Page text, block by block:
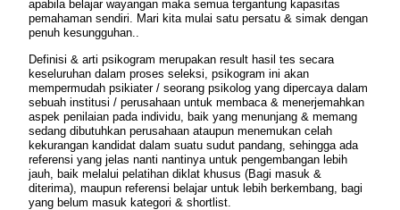
apabila belajar wayangan maka semua tergantung kapasitas
pemahaman sendiri. Mari kita mulai satu persatu & simak dengan
penuh kesungguhan..
Definisi & arti psikogram merupakan result hasil tes secara
keseluruhan dalam proses seleksi, psikogram ini akan
mempermudah psikiater / seorang psikolog yang dipercaya dalam
sebuah institusi / perusahaan untuk membaca & menerjemahkan
aspek penilaian pada individu, baik yang menunjang & memang
sedang dibutuhkan perusahaan ataupun menemukan celah
kekurangan kandidat dalam suatu sudut pandang, sehingga ada
referensi yang jelas nanti nantinya untuk pengembangan lebih
jauh, baik melalui pelatihan diklat khusus (Bagi masuk &
diterima), maupun referensi belajar untuk lebih berkembang, bagi
yang belum masuk kategori & shortlist.